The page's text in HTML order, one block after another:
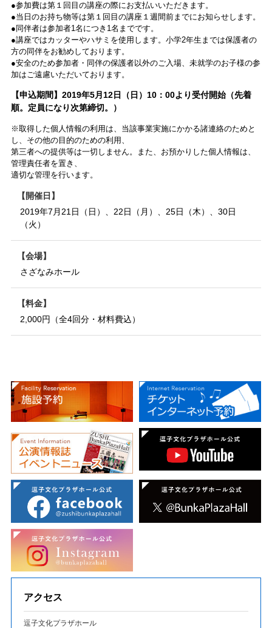
●参加費は第１回目の講座の際にお支払いいただきます。
●当日のお持ち物等は第１回目の講座１週間前までにお知らせします。
●同伴者は参加者1名につき1名までです。
●講座ではカッターやハサミを使用します。小学2年生までは保護者の
方の同伴をお勧めしております。
●安全のため参加者・同伴の保護者以外のご入場、未就学のお子様の参
加はご遠慮いただいております。
【申込期間】2019年5月12日（日）10：00より受付開始（先着
順。定員になり次第締切。）
※取得した個人情報の利用は、当該事業実施にかかる諸連絡のためと
し、その他の目的のための利用、
第三者への提供等は一切しません。また、お預かりした個人情報は、
管理責任者を置き、
適切な管理を行います。
開催日
2019年7月21日（日）、22日（月）、25日（木）、30日
（火）
会場
さざなみホール
料金
2,000円（全4回分・材料費込）
アクセス
逗子文化プラザホール